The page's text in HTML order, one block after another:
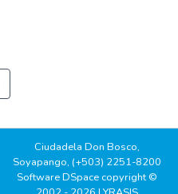
Ciudadela Don Bosco,
Soyapango, (+503) 2251-8200
Software DSpace copyright ©